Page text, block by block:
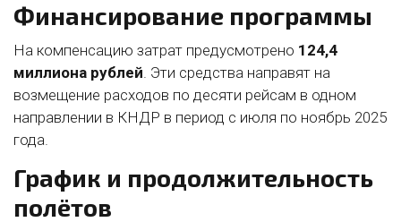
Финансирование программы
На компенсацию затрат предусмотрено 124,4
миллиона рублей. Эти средства направят на
возмещение расходов по десяти рейсам в одном
направлении в КНДР в период с июля по ноябрь 2025
года.
График и продолжительность
полётов